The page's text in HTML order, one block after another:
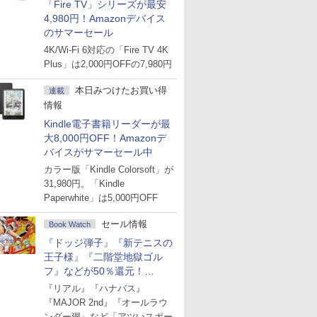
「Fire TV」シリーズが最安
4,980円！Amazonデバイス
のサマーセール
4K/Wi-Fi 6対応の「Fire TV 4K
Plus」は2,000円OFFの7,980円
連載
本日みつけたお買い得
情報
Kindle電子書籍リーダーが最
大8,000円OFF！Amazonデ
バイスがサマーセール中
カラー版「Kindle Colorsoft」が
31,980円。「Kindle
Paperwhite」は5,000円OFF
Book Watch セール情報
『ドッジ弾子』『新テニスの
王子様』『二階堂地獄ゴル
フ』などが50％還元！
Amazonマンガ週末セール
『リアル』『ハナバス』
『MAJOR 2nd』『オールラウ